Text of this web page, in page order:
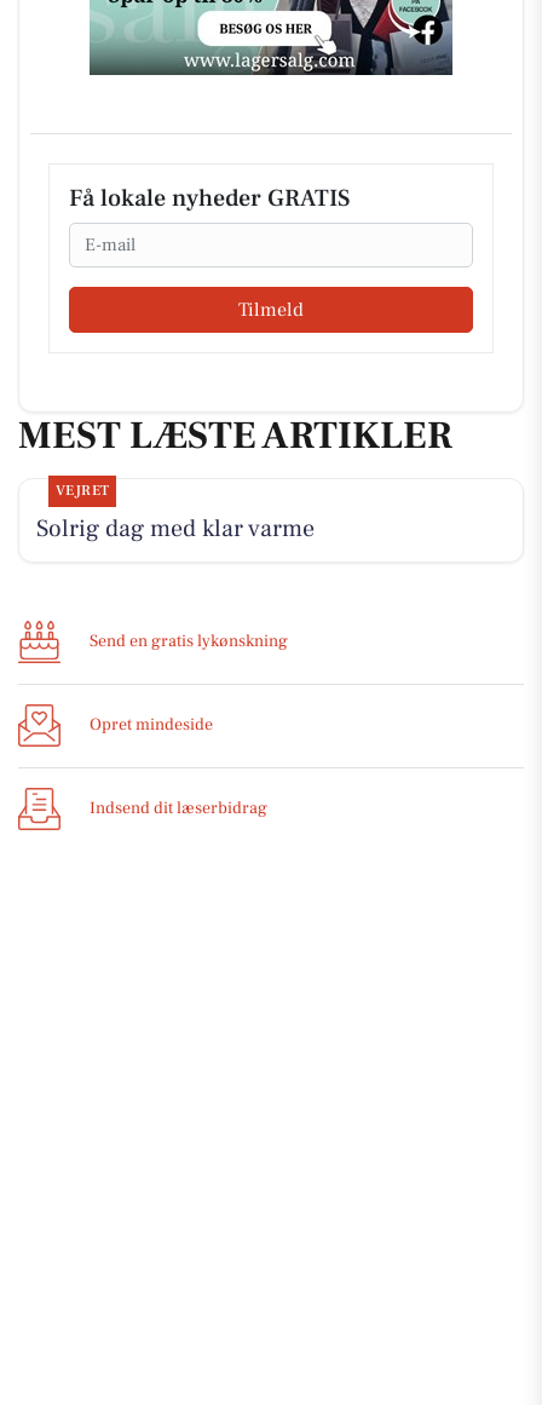
Få lokale nyheder GRATIS
Email
Tilmeld
MEST LÆSTE ARTIKLER
VEJRET
Solrig dag med klar varme
Send en gratis lykønskning
Opret mindeside
Indsend dit læserbidrag